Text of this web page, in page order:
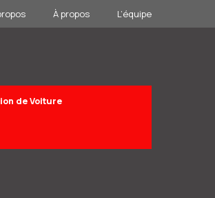
À propos L’équipe
de Voiture